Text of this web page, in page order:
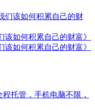
如何积累自己的财富》
如何积累自己的财富》
托管，手机电脑不限，